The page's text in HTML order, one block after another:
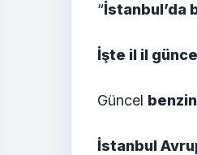
“İstanbul’da
İşte il il
Güncel
İstanbul